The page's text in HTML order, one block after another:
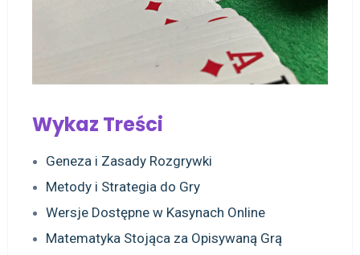
Wykaz Treści
Geneza i Zasady Rozgrywki
Metody i Strategia do Gry
Wersje Dostępne w Kasynach Online
Matematyka Stojąca za Opisywaną Grą